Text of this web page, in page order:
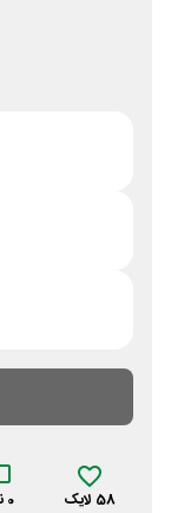
58 لایک 0